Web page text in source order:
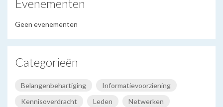
Evenementen
Geen evenementen
Categorieën
Belangenbehartiging
Informatievoorziening
Kennisoverdracht
Leden Netwerken